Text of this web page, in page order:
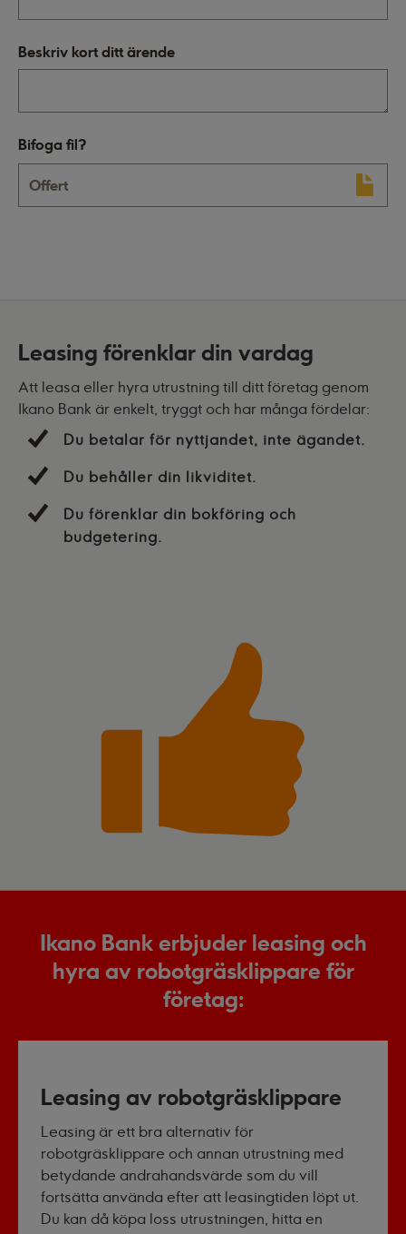
Beskriv kort ditt ärende
Bifoga fil?
Offert
Leasing förenklar din vardag
Att leasa eller hyra utrustning till ditt företag genom
Ikano Bank är enkelt, tryggt och har många fördelar:
Du betalar för nyttjandet, inte ägandet.
Du behåller din likviditet.
Du förenklar din bokföring och
budgetering.
Ikano Bank erbjuder leasing och
hyra av robotgräsklippare för
företag:
Leasing av robotgräsklippare
Leasing är ett bra alternativ för
robotgräsklippare och annan utrustning med
betydande andrahandsvärde som du vill
fortsätta använda efter att leasingtiden löpt ut.
Du kan då köpa loss utrustningen, hitta en